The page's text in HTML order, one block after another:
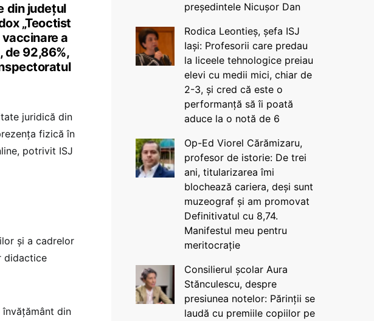
din judeţul
„Teoctist
vaccinare a
de 92,86%,
juridică din
fizică în
potrivit ISJ
şi a cadrelor
didactice
din
președintele Nicușor Dan
Rodica Leontieș, șefa ISJ
Iași: Profesorii care predau
la liceele tehnologice preiau
elevi cu medii mici, chiar de
2-3, și cred că este o
performanță să îi poată
aduce la o notă de 6
Op-Ed Viorel Cărămizaru,
profesor de istorie: De trei
ani, titularizarea îmi
blochează cariera, deși sunt
muzeograf și am promovat
Definitivatul cu 8,74.
Manifestul meu pentru
meritocrație
Consilierul școlar Aura
Stănculescu, despre
presiunea notelor: Părinții se
laudă cu premiile copiilor pe